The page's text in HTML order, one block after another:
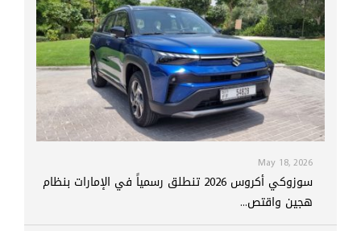
May 18, 2026
سوزوكي أكروس 2026 تنطلق رسمياً في الإمارات بنظام
هجين واقتص...